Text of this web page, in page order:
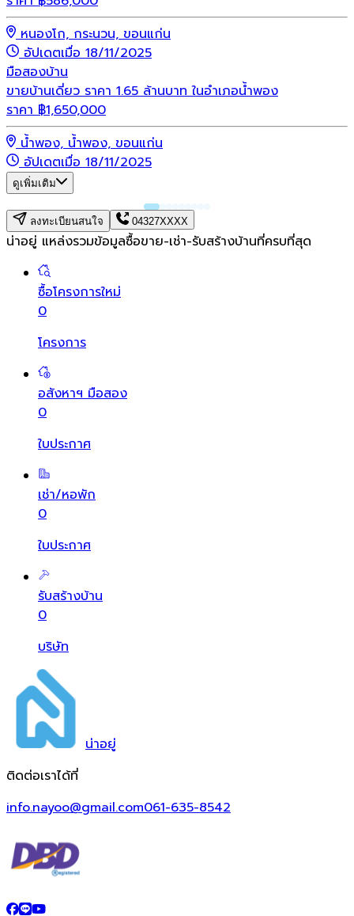
หนองโก, กระนวน, ขอนแก่น
อัปเดตเมื่อ 18/11/2025
มือสองบ้าน
ขายบ้านเดี่ยว ราคา 1.65 ล้านบาท ในอำเภอน้ำพอง
ราคา ฿1,650,000
น้ำพอง, น้ำพอง, ขอนแก่น
อัปเดตเมื่อ 18/11/2025
ดูเพิ่มเติม
ลงทะเบียนสนใจ 04327XXXX
น่าอยู่ แหล่งรวมข้อมูลซื้อขาย-เช่า-รับสร้างบ้านที่ครบที่สุด
ซื้อโครงการใหม่
0
โครงการ
อสังหาฯ มือสอง
0
ใบประกาศ
เช่า/หอพัก
0
ใบประกาศ
รับสร้างบ้าน
0
บริษัท
น่าอยู่
ติดต่อเราได้ที่
info.nayoo@gmail.com061-635-8542